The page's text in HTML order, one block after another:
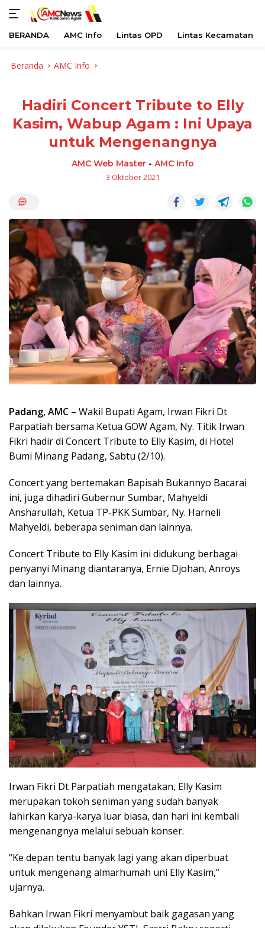
BERANDA AMC Info Lintas OPD Lintas Kecamatan
Beranda AMC Info
Hadiri Concert Tribute to Elly
Kasim, Wabup Agam : Ini Upaya
untuk Mengenangnya
AMC Web Master- AMC Info
3 Oktober 2021
Padang, AMC – Wakil Bupati Agam, Irwan Fikri Dt
Parpatiah bersama Ketua GOW Agam, Ny. Titik Irwan
Fikri hadir di Concert Tribute to Elly Kasim, di Hotel
Bumi Minang Padang, Sabtu (2/10).
Concert yang bertemakan Bapisah Bukannyo Bacarai
ini, juga dihadiri Gubernur Sumbar, Mahyeldi
Ansharullah, Ketua TP-PKK Sumbar, Ny. Harneli
Mahyeldi, beberapa seniman dan lainnya.
Concert Tribute to Elly Kasim ini didukung berbagai
penyanyi Minang diantaranya, Ernie Djohan, Anroys
dan lainnya.
Irwan Fikri Dt Parpatiah mengatakan, Elly Kasim
merupakan tokoh seniman yang sudah banyak
lahirkan karya-karya luar biasa, dan hari ini kembali
mengenangnya melalui sebuah konser.
“Ke depan tentu banyak lagi yang akan diperbuat
untuk mengenang almarhumah uni Elly Kasim,”
ujarnya.
Bahkan Irwan Fikri menyambut baik gagasan yang